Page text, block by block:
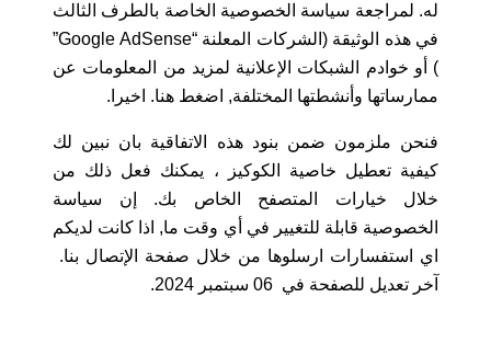
له. لمراجعة سياسة الخصوصية الخاصة بالطرف الثالث
في هذه الوثيقة (الشركات المعلنة “Google AdSense”
) أو خوادم الشبكات الإعلانية لمزيد من المعلومات عن
ممارساتها وأنشطتها المختلفة, اضغط هنا. اخيرا.
فنحن ملزمون ضمن بنود هذه الاتفاقية بان نبين لك
كيفية تعطيل خاصية الكوكيز ، يمكنك فعل ذلك من
خلال خيارات المتصفح الخاص بك. إن سياسة
الخصوصية قابلة للتغيير في أي وقت ما, اذا كانت لديكم
اي استفسارات ارسلوها من خلال صفحة الإتصال بنا.
آخر تعديل للصفحة في 06 سبتمبر 2024.